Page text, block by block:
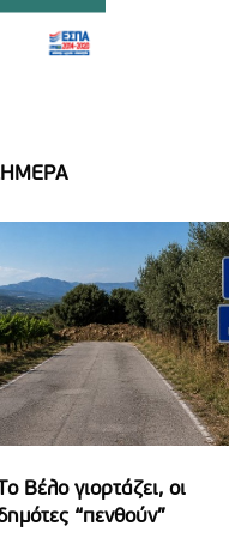
Βέλο γιορτάζει, οι
“πενθούν”